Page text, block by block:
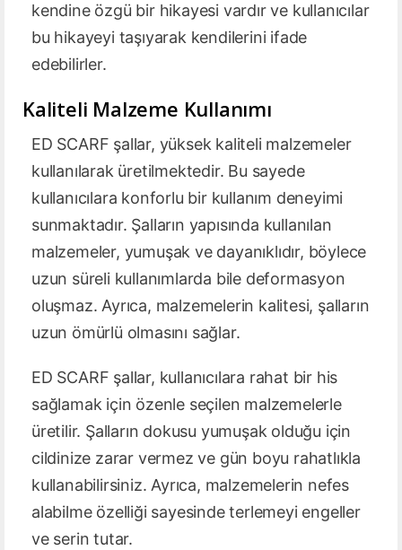
kendine özgü bir hikayesi vardır ve kullanıcılar
bu hikayeyi taşıyarak kendilerini ifade
edebilirler.
Kaliteli Malzeme Kullanımı
ED SCARF şallar, yüksek kaliteli malzemeler
kullanılarak üretilmektedir. Bu sayede
kullanıcılara konforlu bir kullanım deneyimi
sunmaktadır. Şalların yapısında kullanılan
malzemeler, yumuşak ve dayanıklıdır, böylece
uzun süreli kullanımlarda bile deformasyon
oluşmaz. Ayrıca, malzemelerin kalitesi, şalların
uzun ömürlü olmasını sağlar.
ED SCARF şallar, kullanıcılara rahat bir his
sağlamak için özenle seçilen malzemelerle
üretilir. Şalların dokusu yumuşak olduğu için
cildinize zarar vermez ve gün boyu rahatlıkla
kullanabilirsiniz. Ayrıca, malzemelerin nefes
alabilme özelliği sayesinde terlemeyi engeller
ve serin tutar.